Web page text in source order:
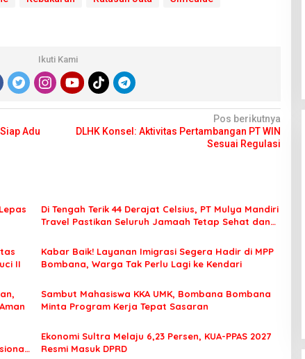
Ikuti Kami
Adu
Pos berikutnya
DLHK Konsel: Aktivitas Pertambangan PT WIN
Sesuai Regulasi
Di Tengah Terik 44 Derajat Celsius, PT Mulya Mandiri
Travel Pastikan Seluruh Jamaah Tetap Sehat dan
II
Kabar Baik! Layanan Imigrasi Segera Hadir di MPP
Bombana, Warga Tak Perlu Lagi ke Kendari
Sambut Mahasiswa KKA UMK, Bombana Bombana
Minta Program Kerja Tepat Sasaran
Ekonomi Sultra Melaju 6,23 Persen, KUA-PPAS 2027
Resmi Masuk DPRD